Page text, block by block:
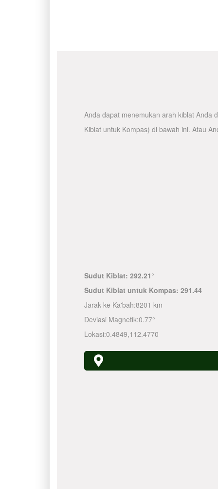
Anda dapat menemukan arah kiblat Anda
Kiblat untuk Kompas) di bawah ini. Atau
Sudut Kiblat: 292.21°
Sudut Kiblat untuk Kompas: 291.44
Jarak ke Ka'bah:8201 km
Deviasi Magnetik:0.77°
Lokasi:0.4849,112.4770